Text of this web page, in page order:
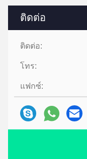
ติดต่อ
ติดต่อ:
โทร:
แฟกซ์: